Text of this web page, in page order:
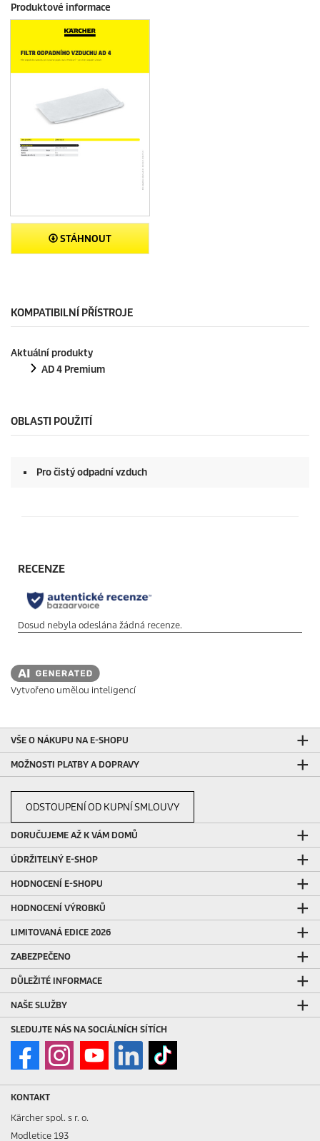
Produktové informace
STÁHNOUT
KOMPATIBILNÍ PŘÍSTROJE
Aktuální produkty
AD 4 Premium
OBLASTI POUŽITÍ
Pro čistý odpadní vzduch
Vytvořeno umělou inteligencí
VŠE O NÁKUPU NA E-SHOPU
MOŽNOSTI PLATBY A DOPRAVY
ODSTOUPENÍ OD KUPNÍ SMLOUVY
DORUČUJEME AŽ K VÁM DOMŮ
ÚDRŽITELNÝ E-SHOP
HODNOCENÍ E-SHOPU
HODNOCENÍ VÝROBKŮ
LIMITOVANÁ EDICE 2026
ZABEZPEČENO
DŮLEŽITÉ INFORMACE
NAŠE SLUŽBY
SLEDUJTE NÁS NA SOCIÁLNÍCH SÍTÍCH
KONTAKT
Kärcher spol. s r. o.
Modletice 193